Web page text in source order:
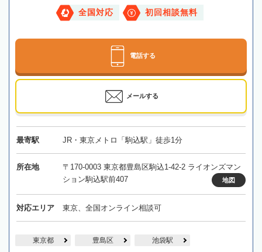
全国対応 初回相談無料
電話する
メールする
最寄駅 JR・東京メトロ「駒込駅」徒歩1分
所在地
〒170-0003 東京都豊島区駒込1-42-2 ライオンズマン
ション駒込駅前407
地図
対応エリア 東京、全国オンライン相談可
東京都 豊島区 池袋駅